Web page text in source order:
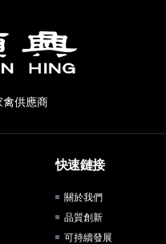
禽供應商
快速鏈接
關於我們
品質創新
可持續發展